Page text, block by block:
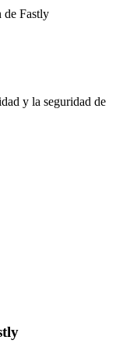
de Fastly
y la seguridad de